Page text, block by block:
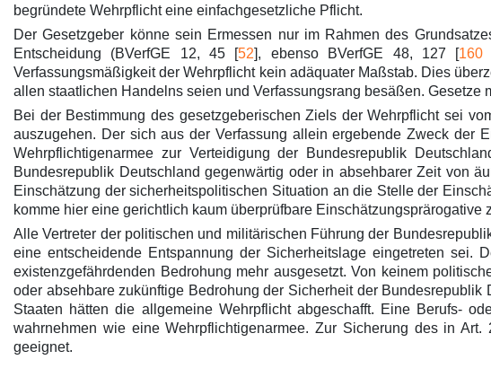
begründete Wehrpflicht eine einfachgesetzliche Pflicht.
Der Gesetzgeber könne sein Ermessen nur im Rahmen des
Entscheidung (BVerfGE 12, 45 [52], ebenso BVerfGE 48, 127 [160
Verfassungsmäßigkeit der Wehrpflicht kein adäquater Maßstab. Dies
allen staatlichen Handelns seien und Verfassungsrang besäßen.
Bei der Bestimmung des gesetzgeberischen Ziels der Wehrpflicht sei
auszugehen. Der sich aus der Verfassung allein ergebende Zweck der
Wehrpflichtigenarmee zur Verteidigung der Bundesrepublik
Bundesrepublik Deutschland gegenwärtig oder in absehbarer Zeit von
Einschätzung der sicherheitspolitischen Situation an die Stelle der
komme hier eine gerichtlich kaum überprüfbare Einschätzungsprärogative
Alle Vertreter der politischen und militärischen Führung der
eine entscheidende Entspannung der Sicherheitslage eingetreten sei.
existenzgefährdenden Bedrohung mehr ausgesetzt. Von keinem
oder absehbare zukünftige Bedrohung der Sicherheit der
Staaten hätten die allgemeine Wehrpflicht abgeschafft. Eine Berufs-
wahrnehmen wie eine Wehrpflichtigenarmee. Zur Sicherung des in
geeignet.